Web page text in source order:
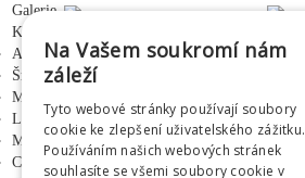
Galerie
Kontakty
Adalbertinum
Šrámkův statek
Městská hudební síň
Letní kino Širák
Médium
Centrum mladých
MEDIÁLNÍ PARTNEŘI
Na Vašem soukromí nám
záleží
Tyto webové stránky používají soubory
cookie ke zlepšení uživatelského zážitku.
Používáním našich webových stránek
souhlasíte se všemi soubory cookie v